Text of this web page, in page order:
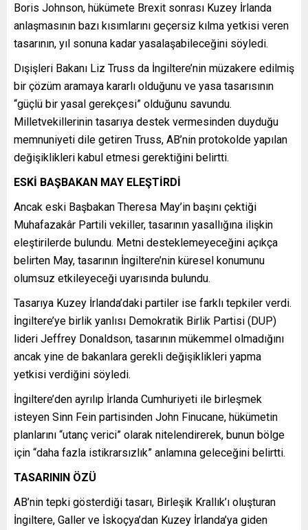
Boris Johnson, hükümete Brexit sonrası Kuzey İrlanda
anlaşmasının bazı kısımlarını geçersiz kılma yetkisi veren
tasarının, yıl sonuna kadar yasalaşabileceğini söyledi.
Dışişleri Bakanı Liz Truss da İngiltere’nin müzakere edilmiş
bir çözüm aramaya kararlı olduğunu ve yasa tasarısının
“güçlü bir yasal gerekçesi” olduğunu savundu.
Milletvekillerinin tasarıya destek vermesinden duyduğu
memnuniyeti dile getiren Truss, AB’nin protokolde yapılan
değişiklikleri kabul etmesi gerektiğini belirtti.
ESKİ BAŞBAKAN MAY ELEŞTİRDİ
Ancak eski Başbakan Theresa May’in başını çektiği
Muhafazakâr Partili vekiller, tasarının yasallığına ilişkin
eleştirilerde bulundu. Metni desteklemeyeceğini açıkça
belirten May, tasarının İngiltere’nin küresel konumunu
olumsuz etkileyeceği uyarısında bulundu.
Tasarıya Kuzey İrlanda’daki partiler ise farklı tepkiler verdi.
İngiltere’ye birlik yanlısı Demokratik Birlik Partisi (DUP)
lideri Jeffrey Donaldson, tasarının mükemmel olmadığını
ancak yine de bakanlara gerekli değişiklikleri yapma
yetkisi verdiğini söyledi.
İngiltere’den ayrılıp İrlanda Cumhuriyeti ile birleşmek
isteyen Sinn Fein partisinden John Finucane, hükümetin
planlarını “utanç verici” olarak nitelendirerek, bunun bölge
için “daha fazla istikrarsızlık” anlamına geleceğini belirtti.
TASARININ ÖZÜ
AB’nin tepki gösterdiği tasarı, Birleşik Krallık’ı oluşturan
İngiltere, Galler ve İskoçya’dan Kuzey İrlanda’ya giden